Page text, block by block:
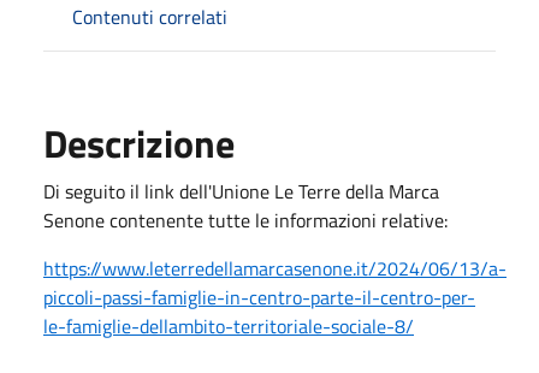
Contenuti correlati
Descrizione
Di seguito il link dell'Unione Le Terre della Marca
Senone contenente tutte le informazioni relative:
https://www.leterredellamarcasenone.it/2024/06/13/a-
piccoli-passi-famiglie-in-centro-parte-il-centro-per-
le-famiglie-dellambito-territoriale-sociale-8/